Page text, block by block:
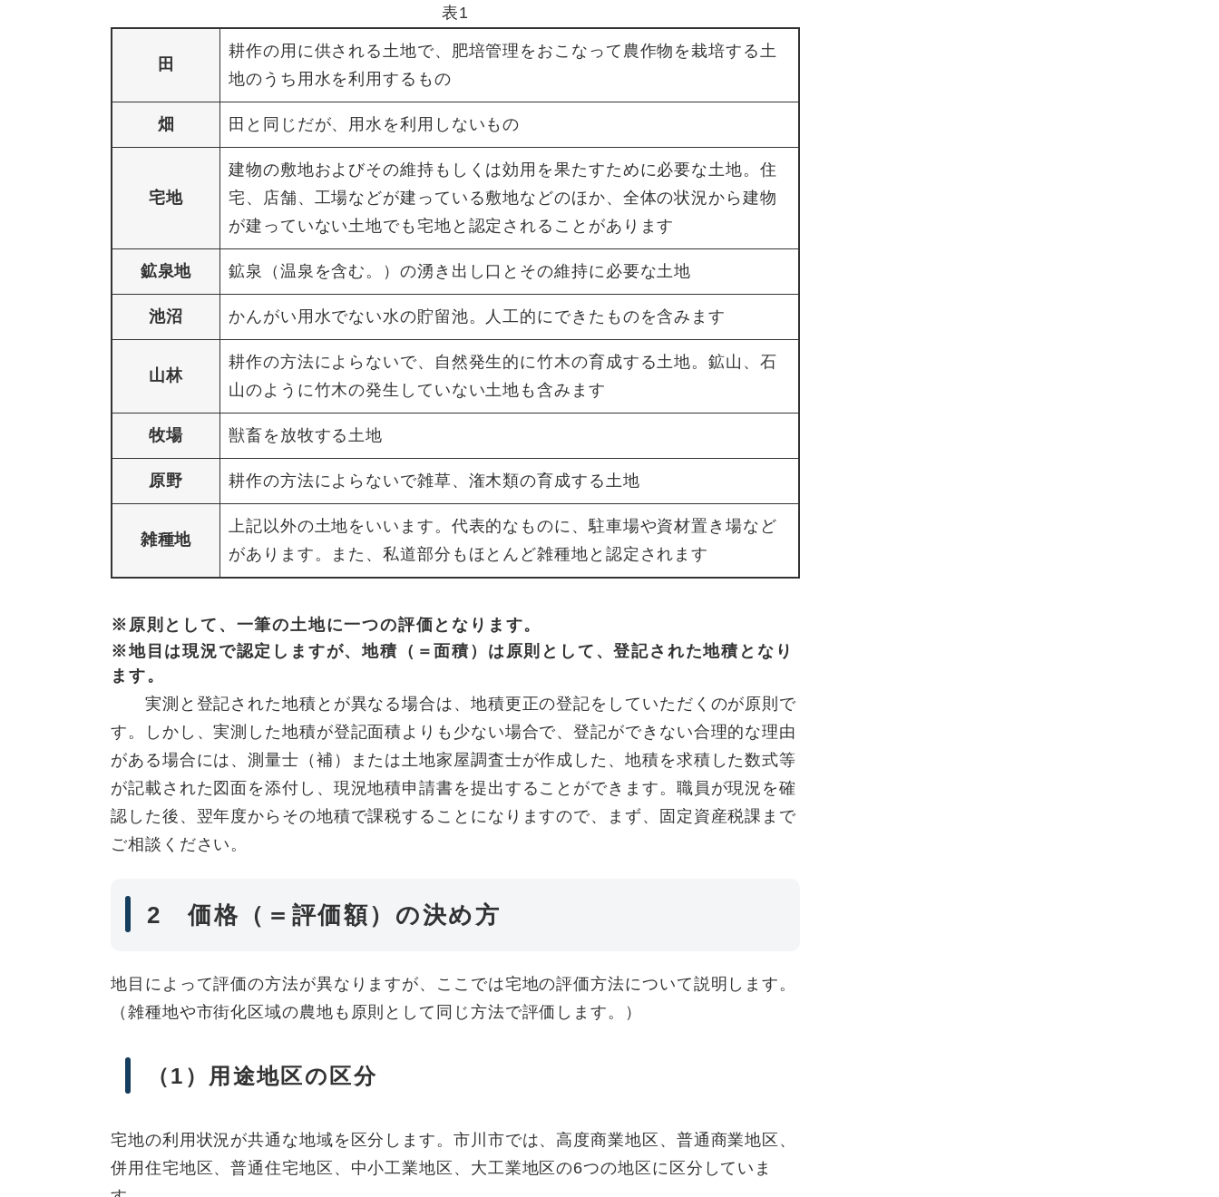
表1
田
耕作の用に供される土地で、肥培管理をおこなって農作物を栽培する土
地のうち用水を利用するもの
畑 田と同じだが、用水を利用しないもの
宅地
建物の敷地およびその維持もしくは効用を果たすために必要な土地。住
宅、店舗、工場などが建っている敷地などのほか、全体の状況から建物
が建っていない土地でも宅地と認定されることがあります
鉱泉地 鉱泉（温泉を含む。）の湧き出し口とその維持に必要な土地
池沼 かんがい用水でない水の貯留池。人工的にできたものを含みます
山林
耕作の方法によらないで、自然発生的に竹木の育成する土地。鉱山、石
山のように竹木の発生していない土地も含みます
牧場 獣畜を放牧する土地
原野 耕作の方法によらないで雑草、潅木類の育成する土地
雑種地
上記以外の土地をいいます。代表的なものに、駐車場や資材置き場など
があります。また、私道部分もほとんど雑種地と認定されます
※原則として、一筆の土地に一つの評価となります。
※地目は現況で認定しますが、地積（＝面積）は原則として、登記された地積となり
ます。
実測と登記された地積とが異なる場合は、地積更正の登記をしていただくのが原則で
す。しかし、実測した地積が登記面積よりも少ない場合で、登記ができない合理的な理由
がある場合には、測量士（補）または土地家屋調査士が作成した、地積を求積した数式等
が記載された図面を添付し、現況地積申請書を提出することができます。職員が現況を確
認した後、翌年度からその地積で課税することになりますので、まず、固定資産税課まで
ご相談ください。
2 価格（＝評価額）の決め方
地目によって評価の方法が異なりますが、ここでは宅地の評価方法について説明します。
（雑種地や市街化区域の農地も原則として同じ方法で評価します。）
（1）用途地区の区分
宅地の利用状況が共通な地域を区分します。市川市では、高度商業地区、普通商業地区、
併用住宅地区、普通住宅地区、中小工業地区、大工業地区の6つの地区に区分していま